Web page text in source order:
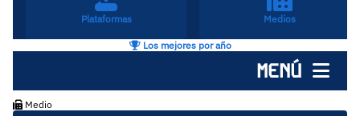
Plataformas Medios
Los mejores por año
MENÚ
Medio